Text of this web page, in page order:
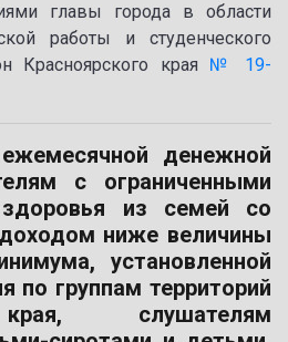
главы города в области
работы и студенческого
Красноярского края № 19-
денежной
с ограниченными
из семей со
ниже величины
установленной
по группам территорий
края, слушателям